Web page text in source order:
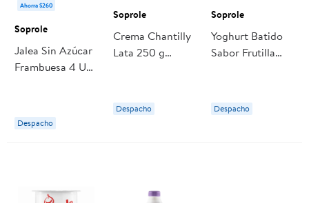
Ahorra $260
Soprole
Jalea Sin Azúcar
Frambuesa 4 Un
Despacho
Soprole
Crema Chantilly
Lata 250 g
Despacho
Soprole
Yoghurt Batido
Sabor Frutilla
Despacho